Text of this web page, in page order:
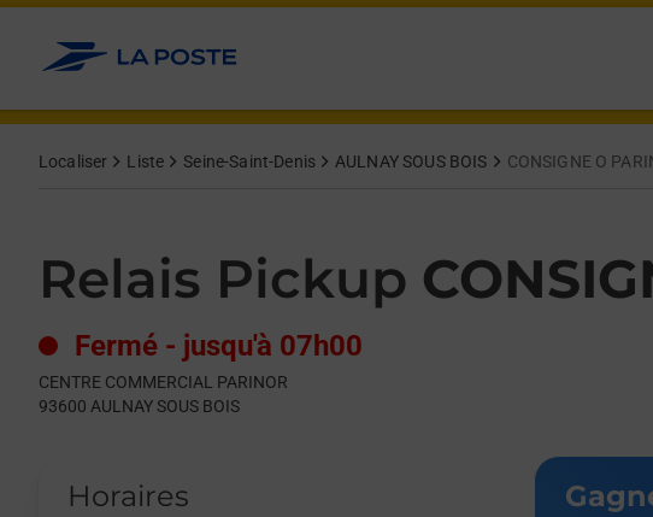
Allez au contenu
Localiser Liste Seine-Saint-Denis AULNAY SOUS BOIS CONSIGNE O
Relais Pickup
Fermé - jusqu'à 07h00
CENTRE COMMERCIAL PARINOR
93600 AULNAY SOUS BOIS
Horaires
Day of the WeekHours
Get directions to Relais Pickup at CENTRE COMMERCIAL PARINOR AULNAY
lien s'ouvre dans un nouvel onglet